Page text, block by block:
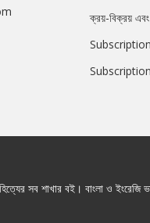
ক্রয়-বিক্রয় এবং
সব শাখার বই। বাংলা ও